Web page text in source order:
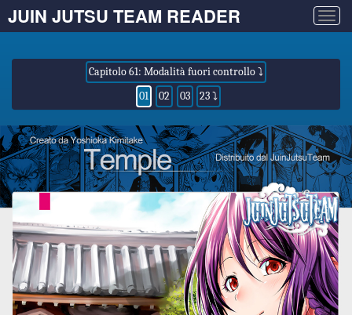
JUIN JUTSU TEAM READER
Capitolo 61: Modalità fuori controllo ⤵
01
02 03 23 ⤵